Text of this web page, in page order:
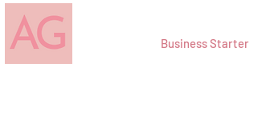
Business Starter